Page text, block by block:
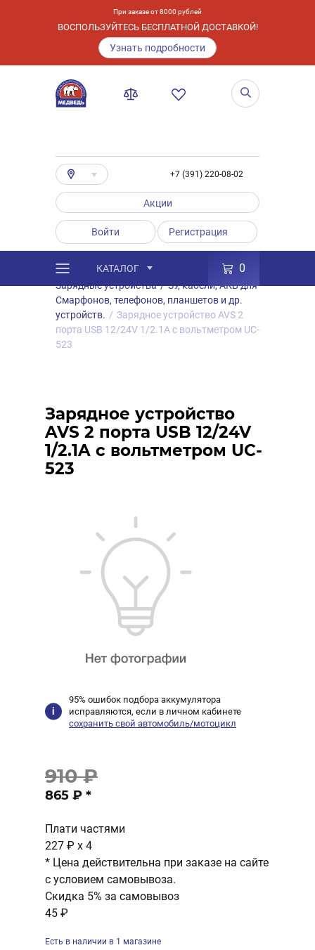
При заказе от 8000 рублей
ВОСПОЛЬЗУЙТЕСЬ БЕСПЛАТНОЙ ДОСТАВКОЙ!
Узнать подробности
+7 (391) 220-08-02
Акции
Войти Регистрация
КАТАЛОГ 0
Каталог / Товары Аксессуары
/
Зарядные устройства / ЗУ, кабели, АКБ для
Смарфонов, телефонов, планшетов и др.
устройств. / Зарядное устройство AVS 2
порта USB 12/24V 1/2.1A с вольтметром UC-
523
Зарядное устройство
AVS 2 порта USB 12/24V
1/2.1A с вольтметром UC-
523
95% ошибок подбора аккумулятора
исправляются, если в личном кабинете
сохранить свой автомобиль/мотоцикл
910 ₽
865 ₽ *
Плати частями
227 ₽ x 4
* Цена действительна при заказе на сайте
с условием самовывоза.
Скидка 5% за самовывоз
45 ₽
Есть в наличии в 1 магазине